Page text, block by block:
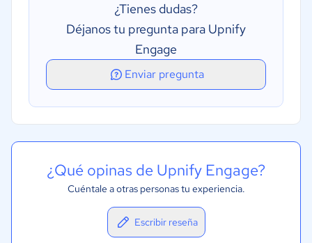
¿Tienes dudas?
Déjanos tu pregunta para Upnify
Engage
Enviar pregunta
¿Qué opinas de Upnify Engage?
Cuéntale a otras personas tu experiencia.
Escribir reseña